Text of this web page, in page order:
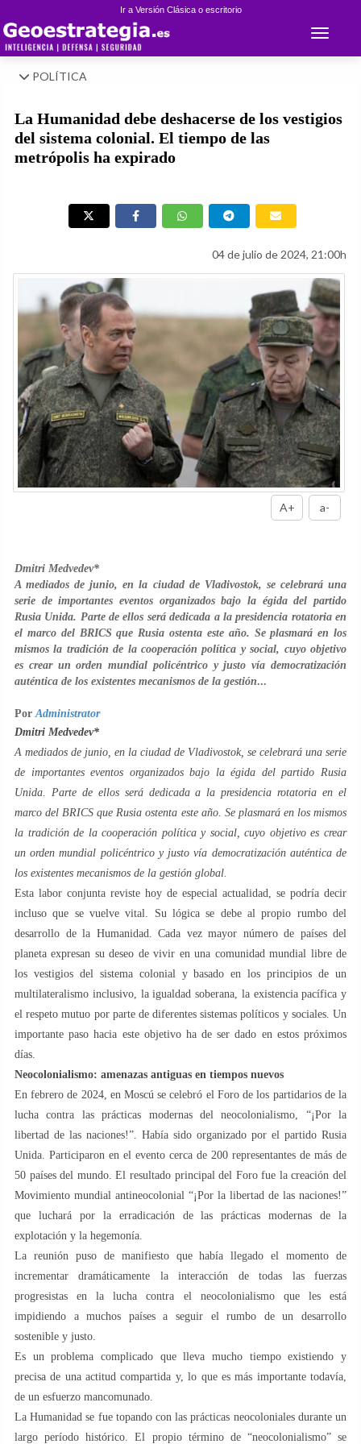
Ir a Versión Clásica o escritorio
Toggle
POLÍTICA
La Humanidad debe deshacerse de los vestigios
del sistema colonial. El tiempo de las
metrópolis ha expirado
04 de julio de 2024, 21:00h
A+ a-
Dmitri Medvedev*
A mediados de junio, en la ciudad de Vladivostok, se celebrará una
serie de importantes eventos organizados bajo la égida del partido
Rusia Unida. Parte de ellos será dedicada a la presidencia rotatoria en
el marco del BRICS que Rusia ostenta este año. Se plasmará en los
mismos la tradición de la cooperación política y social, cuyo objetivo
es crear un orden mundial policéntrico y justo vía democratización
auténtica de los existentes mecanismos de la gestión...
Por Administrator
Dmitri Medvedev*
A mediados de junio, en la ciudad de Vladivostok, se celebrará una serie
de importantes eventos organizados bajo la égida del partido Rusia
Unida. Parte de ellos será dedicada a la presidencia rotatoria en el
marco del BRICS que Rusia ostenta este año. Se plasmará en los mismos
la tradición de la cooperación política y social, cuyo objetivo es crear
un orden mundial policéntrico y justo vía democratización auténtica de
los existentes mecanismos de la gestión global.
Esta labor conjunta reviste hoy de especial actualidad, se podría decir
incluso que se vuelve vital. Su lógica se debe al propio rumbo del
desarrollo de la Humanidad. Cada vez mayor número de países del
planeta expresan su deseo de vivir en una comunidad mundial libre de
los vestigios del sistema colonial y basado en los principios de un
multilateralismo inclusivo, la igualdad soberana, la existencia pacífica y
el respeto mutuo por parte de diferentes sistemas políticos y sociales. Un
importante paso hacia este objetivo ha de ser dado en estos próximos
días.
Neocolonialismo: amenazas antiguas en tiempos nuevos
En febrero de 2024, en Moscú se celebró el Foro de los partidarios de la
lucha contra las prácticas modernas del neocolonialismo, “¡Por la
libertad de las naciones!”. Había sido organizado por el partido Rusia
Unida. Participaron en el evento cerca de 200 representantes de más de
50 países del mundo. El resultado principal del Foro fue la creación del
Movimiento mundial antineocolonial “¡Por la libertad de las naciones!”
que luchará por la erradicación de las prácticas modernas de la
explotación y la hegemonía.
La reunión puso de manifiesto que había llegado el momento de
incrementar dramáticamente la interacción de todas las fuerzas
progresistas en la lucha contra el neocolonialismo que les está
impidiendo a muchos países a seguir el rumbo de un desarrollo
sostenible y justo.
Es un problema complicado que lleva mucho tiempo existiendo y
precisa de una actitud compartida y, lo que es más importante todavía,
de un esfuerzo mancomunado.
La Humanidad se fue topando con las prácticas neocoloniales durante un
largo período histórico. El propio término de “neocolonialismo” se